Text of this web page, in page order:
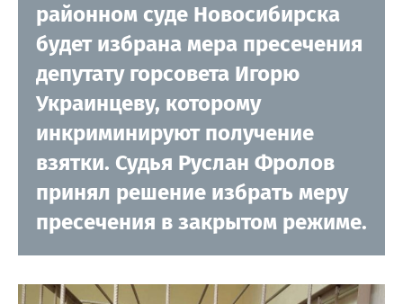
районном суде Новосибирска
будет избрана мера пресечения
депутату горсовета Игорю
Украинцеву, которому
инкриминируют получение
взятки. Судья Руслан Фролов
принял решение избрать меру
пресечения в закрытом режиме.